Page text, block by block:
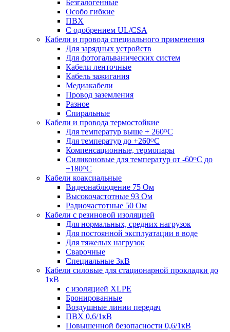
Безгалогенные
Особо гибкие
ПВХ
С одобрением UL/CSA
Кабели и провода специального применения
Для зарядных устройств
Для фотогальванических систем
Кабели ленточные
Кабель зажигания
Медиакабели
Провод заземления
Разное
Спиральные
Кабели и провода термостойкие
Для температур выше + 260ᴼС
Для температур до +260ᴼС
Компенсационные, термопары
Силиконовые для температур от -60ᴼC до
+180ᴼС
Кабели коаксиальные
Видеонаблюдение 75 Ом
Высокочастотные 93 Ом
Радиочастотные 50 Ом
Кабели с резиновой изоляцией
Для нормальных, средних нагрузок
Для постоянной эксплуатации в воде
Для тяжелых нагрузок
Сварочные
Специальные 3кВ
Кабели силовые для стационарной прокладки до
1кВ
c изоляцией XLPE
Бронированные
Воздушные линии передач
ПВХ 0,6/1кВ
Повышенной безопасности 0,6/1кВ